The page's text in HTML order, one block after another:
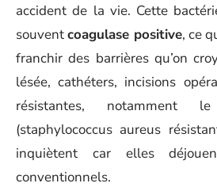
accident de la vie. Cette
souventcoagulase positive, ce
franchir des barrières qu’on
lésée, cathéters, incisions
résistantes, notamment
(staphylococcus aureus
inquiètent car elles
conventionnels.